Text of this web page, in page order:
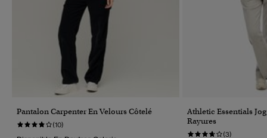
Pantalon Carpenter En Velours Côtelé
(10)
Athletic Essentials
Rayures
(3)